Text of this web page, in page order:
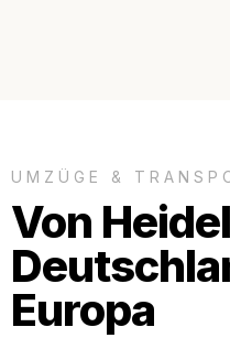
UMZÜGE &
Von
Europa